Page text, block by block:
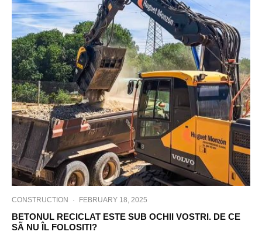
CONSTRUCTION · FEBRUARY 18, 2025
BETONUL RECICLAT ESTE SUB OCHII VOSTRI. DE CE
SÃ NU ÎL FOLOSITI?